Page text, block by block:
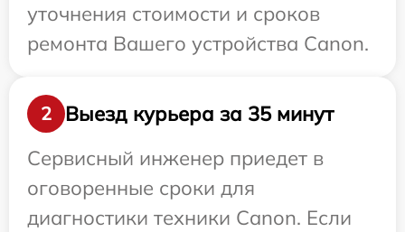
уточнения стоимости и сроков
ремонта Вашего устройства Canon.
2
Выезд курьера за 35 минут
Сервисный инженер приедет в
оговоренные сроки для
диагностики техники Canon. Если